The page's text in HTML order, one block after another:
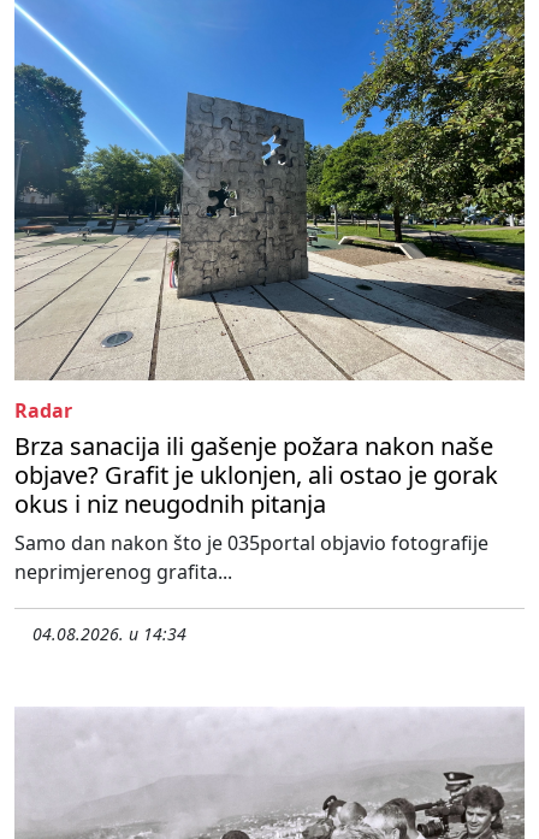
Radar
Brza sanacija ili gašenje požara nakon naše
objave? Grafit je uklonjen, ali ostao je gorak
okus i niz neugodnih pitanja
Samo dan nakon što je 035portal objavio fotografije
neprimjerenog grafita...
04.08.2026. u 14:34